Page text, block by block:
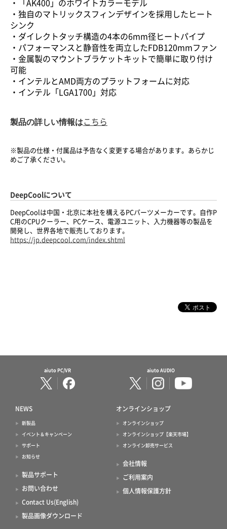
・「AK400」のホワイトカラーモデル
・独自のマトリックスフィンデザインを採用したヒート
シンク
・ダイレクトタッチ構造の4本の6mm径ヒートパイプ
・パフォーマンスと静音性を両立したFDB120mmファン
・金属製のマウントブラケットキットで簡単に取り付け
可能
・インテルとAMD両方のプラットフォームに対応
・インテル「LGA1700」対応
製品の詳しい情報はこちら
※製品の仕様・付属品は予告なく変更する場合があります。あらかじ
めご了承ください。
DeepCoolについて
DeepCoolは中国・北京に本社を構えるPCパーツメーカーです。自作P
C用のCPUクーラー、PCケース、電源ユニット、入力機器等の製品を
開発し、世界各地で販売しております。
https://jp.deepcool.com/index.shtml
aiuto PC/VR aiuto AUDIO
NEWS
新製品
イベント＆キャンペーン
サポート
お知らせ
製品サポート
お問い合わせ
Contact Us(English)
製品画像ダウンロード
オンラインショップ
オンラインショップ
オンラインショップ【楽天市場】
オンライン卸売サービス
会社情報
ご利用案内
個人情報保護方針